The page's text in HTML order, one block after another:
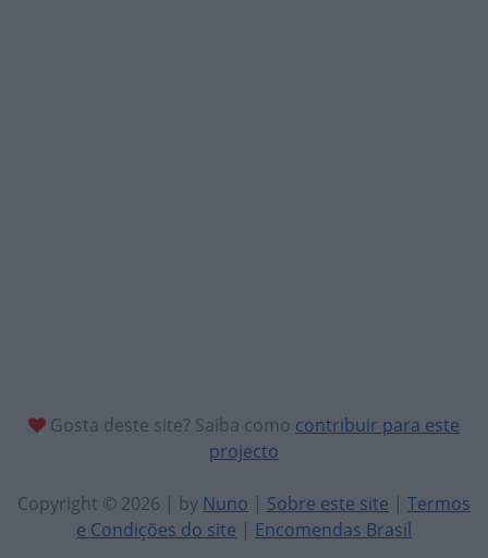
Gosta deste site? Saiba como contribuir para este
projecto
Copyright © 2026 | by Nuno | Sobre este site | Termos
e Condições do site | Encomendas Brasil